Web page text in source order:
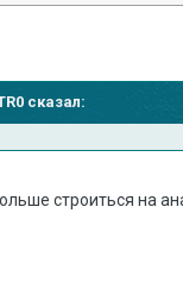
сказал:
строиться на